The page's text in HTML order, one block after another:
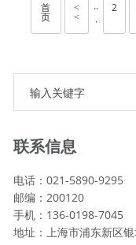
首
页
<
<
··
·
2
联系信息
电话：021-5890-9295
邮编：200120
手机：136-0198-7045
地址：上海市浦东新区